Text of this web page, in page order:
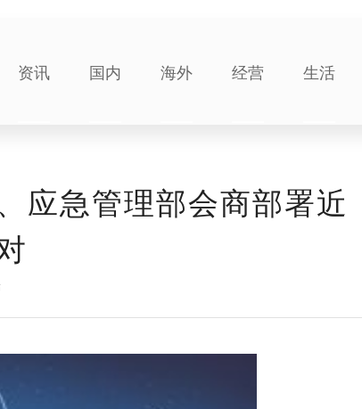
资讯 国内 海外 经营 生活
应急管理部会商部署近